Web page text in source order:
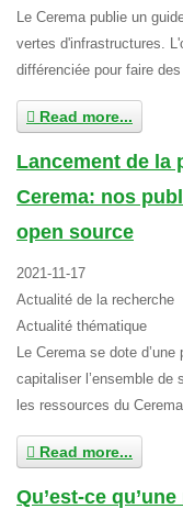
Le Cerema publie un
vertes d'infrastructures.
différenciée pour faire
Read more...
Lancement de la
Cerema: nos
open source
2021-11-17
Actualité de la recherche
Actualité thématique
Le Cerema se dote
capitaliser l’ensemble
les ressources du
Read more...
Qu’est-ce